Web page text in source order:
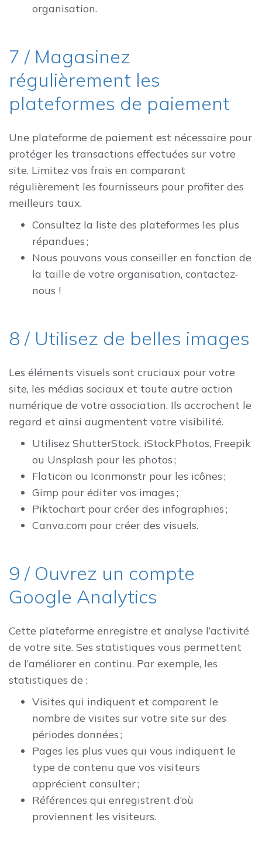
organisation.
7 / Magasinez
régulièrement les
plateformes de paiement
Une plateforme de paiement est nécessaire pour
protéger les transactions effectuées sur votre
site. Limitez vos frais en comparant
régulièrement les fournisseurs pour profiter des
meilleurs taux.
Consultez la liste des plateformes les plus
répandues ;
Nous pouvons vous conseiller en fonction de
la taille de votre organisation, contactez-
nous !
8 / Utilisez de belles images
Les éléments visuels sont cruciaux pour votre
site, les médias sociaux et toute autre action
numérique de votre association. Ils accrochent le
regard et ainsi augmentent votre visibilité.
Utilisez ShutterStock, iStockPhotos, Freepik
ou Unsplash pour les photos ;
Flaticon ou Iconmonstr pour les icônes ;
Gimp pour éditer vos images ;
Piktochart pour créer des infographies ;
Canva.com pour créer des visuels.
9 / Ouvrez un compte
Google Analytics
Cette plateforme enregistre et analyse l’activité
de votre site. Ses statistiques vous permettent
de l’améliorer en continu. Par exemple, les
statistiques de :
Visites qui indiquent et comparent le
nombre de visites sur votre site sur des
périodes données ;
Pages les plus vues qui vous indiquent le
type de contenu que vos visiteurs
apprécient consulter ;
Références qui enregistrent d’où
proviennent les visiteurs.